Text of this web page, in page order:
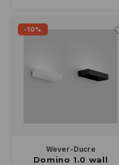
-10%
Wever-Ducre
Domino 1.0 wall